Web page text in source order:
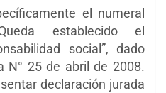
el numeral
establecido el
social”, dado
N° 25 de abril de 2008.
declaración jurada